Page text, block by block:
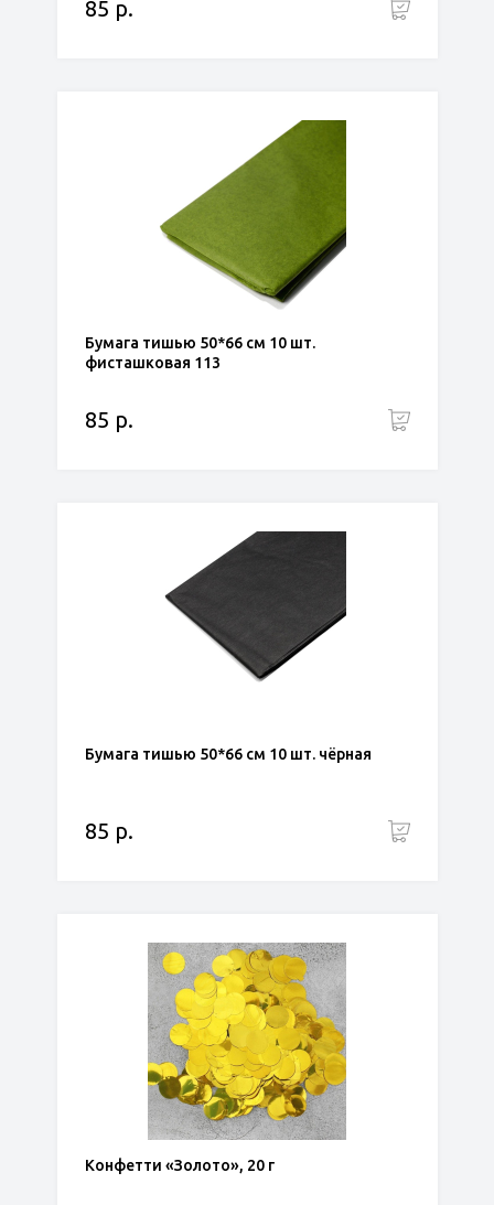
85 р.
Бумага тишью 50*66 см 10 шт.
фисташковая 113
85 р.
Бумага тишью 50*66 см 10 шт. чёрная
85 р.
Конфетти «Золото», 20 г